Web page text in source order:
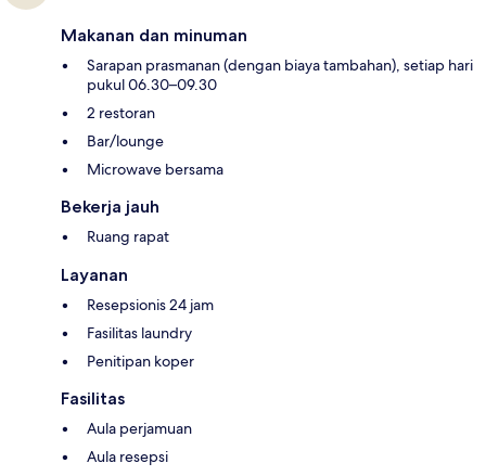
Makanan dan minuman
Sarapan prasmanan (dengan biaya tambahan), setiap hari
pukul 06.30–09.30
2 restoran
Bar/lounge
Microwave bersama
Bekerja jauh
Ruang rapat
Layanan
Resepsionis 24 jam
Fasilitas laundry
Penitipan koper
Fasilitas
Aula perjamuan
Aula resepsi